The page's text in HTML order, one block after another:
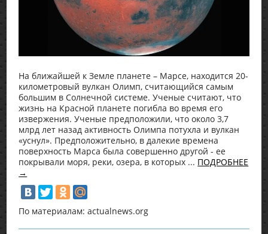
На ближайшей к Земле планете – Марсе, находится 20-
километровый вулкан Олимп, считающийся самым
большим в Солнечной системе. Ученые считают, что
жизнь на Красной планете погибла во время его
извержения. Ученые предположили, что около 3,7
млрд лет назад активность Олимпа потухла и вулкан
«уснул». Предположительно, в далекие времена
поверхность Марса была совершенно другой - ее
покрывали моря, реки, озера, в которых ... ПОДРОБНЕЕ
→
По материалам: actualnews.org